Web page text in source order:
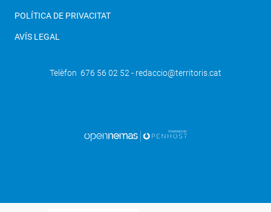
POLÍTICA DE PRIVACITAT
AVÍS LEGAL
Telèfon 676 56 02 52 - redaccio@territoris.cat